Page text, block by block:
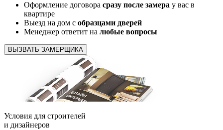
Оформление договора сразу после замера у вас в
квартире
Выезд на дом с образцами дверей
Менеджер ответит на любые вопросы
ВЫЗВАТЬ ЗАМЕРЩИКА
Условия для строителей
и дизайнеров